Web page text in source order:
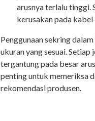
arusnya terlalu tinggi.
kerusakan pada
Penggunaan sekring
ukuran yang sesuai.
tergantung pada besar
penting untuk memeriksa
rekomendasi produsen.